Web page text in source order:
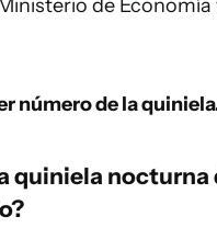
de Economía
número de la
quiniela nocturna